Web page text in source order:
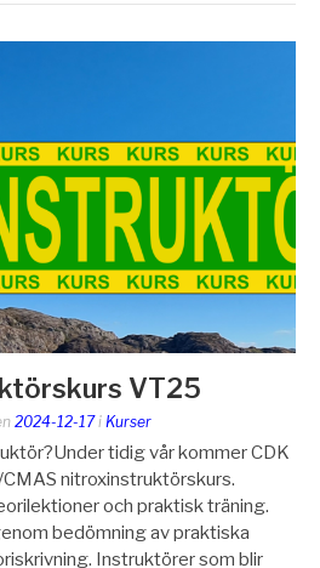
VT25
2024-12-17i Kurser
tidig vår kommer CDK
CMAS nitroxinstruktörskurs.
och praktisk träning.
bedömning av praktiska
Instruktörer som blir